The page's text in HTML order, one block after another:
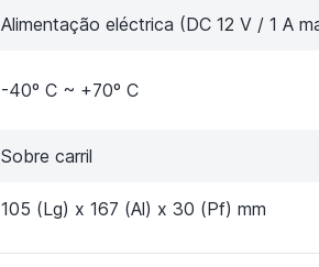
Alimentação eléctrica (DC 12 V / 1 A
-40º C ~ +70º C
Sobre carril
105 (Lg) x 167 (Al) x 30 (Pf) mm